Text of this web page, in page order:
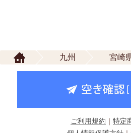
九州 宮崎
ご利用規約 ｜ 特定